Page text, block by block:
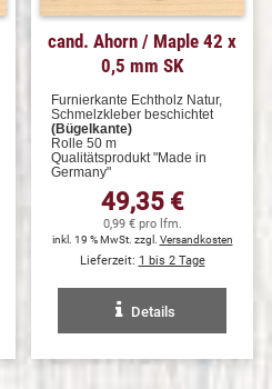
cand. Ahorn / Maple 42 x
0,5 mm SK
Furnierkante Echtholz Natur,
Schmelzkleber beschichtet
(Bügelkante)
Rolle 50 m
Qualitätsprodukt "Made in
Germany"
49,35 €
0,99 € pro lfm.
inkl. 19 % MwSt. zzgl. Versandkosten
Lieferzeit: 1 bis 2 Tage
Details